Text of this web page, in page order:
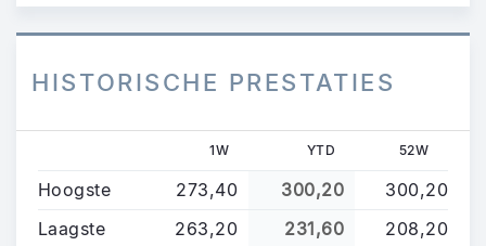
HISTORISCHE PRESTATIES
1W YTD 52W
Hoogste 273,40 300,20
300,20
Laagste
263,20 231,60
208,20